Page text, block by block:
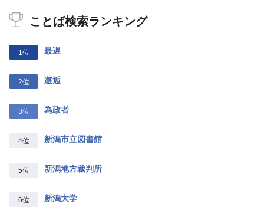
ことば検索ランキング
1位 最遅
2位 邂逅
3位 為政者
4位 新潟市立図書館
5位 新潟地方裁判所
6位 新潟大学